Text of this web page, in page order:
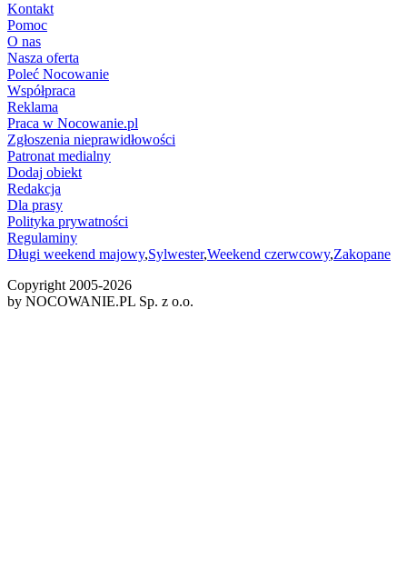
Kontakt
Pomoc
O nas
Nasza oferta
Poleć Nocowanie
Współpraca
Reklama
Praca w Nocowanie.pl
Zgłoszenia nieprawidłowości
Patronat medialny
Dodaj obiekt
Redakcja
Dla prasy
Polityka prywatności
Regulaminy
Długi weekend majowy,Sylwester,Weekend czerwcowy,Zakopane
Copyright 2005-2026
by NOCOWANIE.PL Sp. z o.o.